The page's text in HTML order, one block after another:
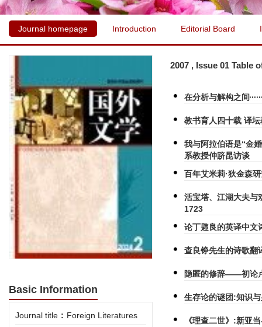
Journal homepage Introduction Editorial Board
Basic Information
Journal title : Foreign Literatures
2007 , Issue 01 Table
在分析与解构之间
教书育人四十载 译
我与阿拉伯语是“金
系教授仲跻昆访谈
百年艾米莉·狄金森
活宝塔、江湖大夫
1723
论丁韪良的英译中文
查良铮先生的诗歌
隐匿的修辞——初论
生存论的谜团:知识
《理查二世》:新亚